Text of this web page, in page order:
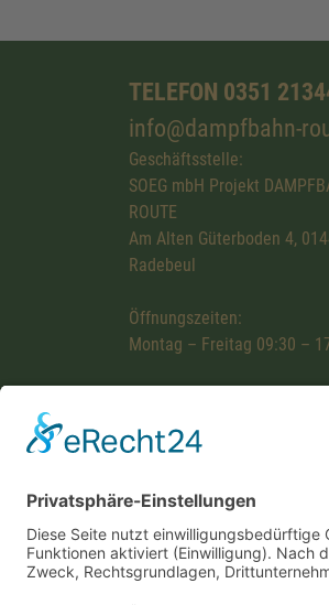
TELEFON 0351
info@dampfbahn-
Geschäftsstelle:
SOEG mbH Projekt
ROUTE
Am Alten Güterboden 4,
Radebeul
Öffnungszeiten:
Montag – Freitag 09:30 –